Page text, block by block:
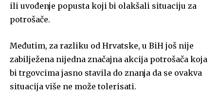
ili uvođenje popusta koji bi olakšali situaciju za
potrošače.
Međutim, za razliku od Hrvatske, u BiH još nije
zabilježena nijedna značajna akcija potrošača koja
bi trgovcima jasno stavila do znanja da se ovakva
situacija više ne može tolerisati.